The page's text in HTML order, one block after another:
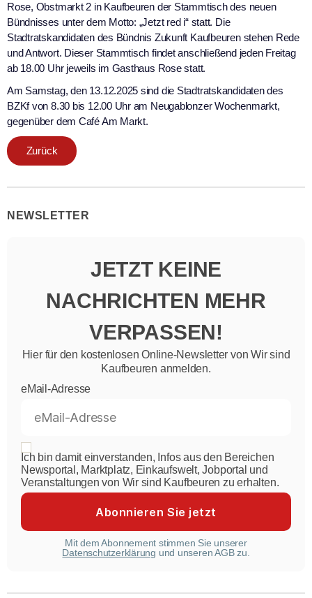
Rose, Obstmarkt 2 in Kaufbeuren der Stammtisch des neuen
Bündnisses unter dem Motto: „Jetzt red i“ statt. Die
Stadtratskandidaten des Bündnis Zukunft Kaufbeuren stehen Rede
und Antwort. Dieser Stammtisch findet anschließend jeden Freitag
ab 18.00 Uhr jeweils im Gasthaus Rose statt.
Am Samstag, den 13.12.2025 sind die Stadtratskandidaten des
BZKf von 8.30 bis 12.00 Uhr am Neugablonzer Wochenmarkt,
gegenüber dem Café Am Markt.
Zurück
NEWSLETTER
JETZT KEINE
NACHRICHTEN MEHR
VERPASSEN!
Hier für den kostenlosen Online-Newsletter von Wir sind
Kaufbeuren anmelden.
eMail-Adresse
Ich bin damit einverstanden, Infos aus den Bereichen
Newsportal, Marktplatz, Einkaufswelt, Jobportal und
Veranstaltungen von Wir sind Kaufbeuren zu erhalten.
Mit dem Abonnement stimmen Sie unserer
Datenschutzerklärung und unseren AGB zu.